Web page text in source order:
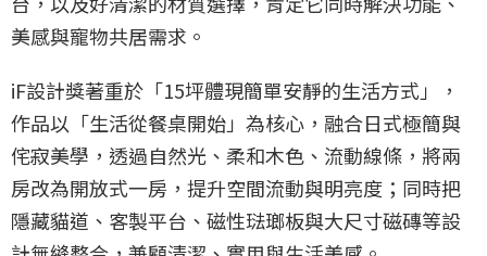
美感與寵物共居需求。
iF設計獎著重於「15坪體現簡單安靜的生活方式」，
作品以「生活從餐桌開始」為核心，融合日式極簡與
侘寂美學，透過自然光、柔和木色、流動線條，將兩
房改為開放式一房，提升空間流動與明亮度；同時把
隱藏貓道、客製平台、磁性琺瑯板與大尺寸磁磚等設